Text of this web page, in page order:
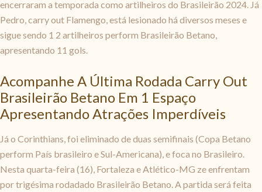
encerraram a temporada como artilheiros do Brasileirão 2024. Já
Pedro, carry out Flamengo, está lesionado há diversos meses e
sigue sendo 1 2 artilheiros perform Brasileirão Betano,
apresentando 11 gols.
Acompanhe A Última Rodada Carry Out
Brasileirão Betano Em 1 Espaço
Apresentando Atrações Imperdíveis
Já o Corinthians, foi eliminado de duas semifinais (Copa Betano
perform País brasileiro e Sul-Americana), e foca no Brasileiro.
Nesta quarta-feira (16), Fortaleza e Atlético-MG ze enfrentam
por trigésima rodadado Brasileirão Betano. A partida será feita